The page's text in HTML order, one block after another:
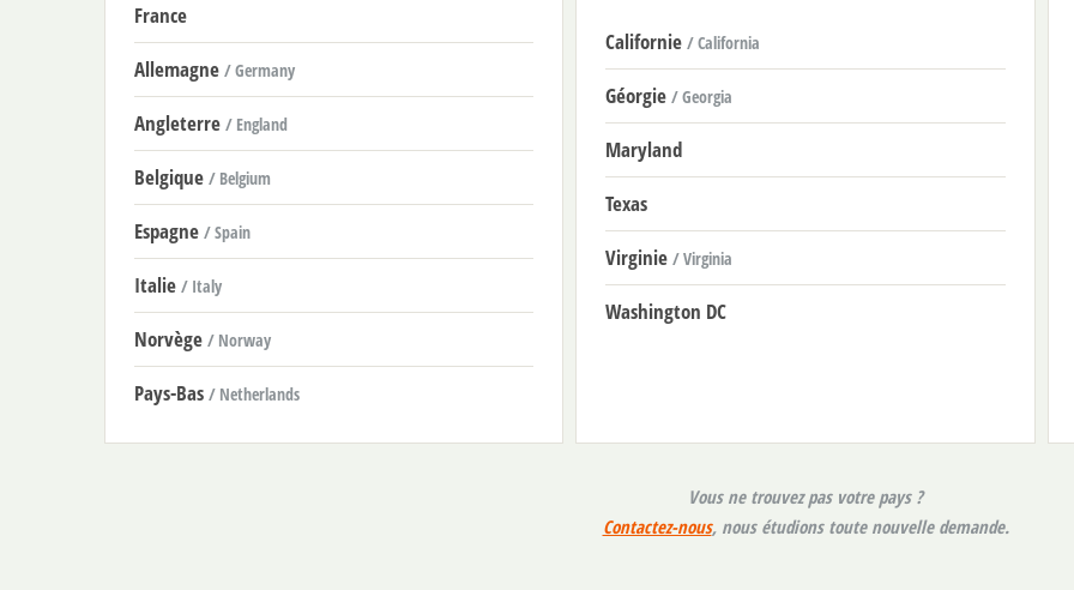
France
Allemagne / Germany
Angleterre / England
Belgique / Belgium
Espagne / Spain
Italie / Italy
Norvège / Norway
Pays-Bas / Netherlands
Californie/ California
Géorgie/ Georgia
Maryland
Texas
Virginie/ Virginia
Washington DC
Vous ne trouvez pas votre pays ?
Contactez-nous, nous étudions toute nouvelle demande.